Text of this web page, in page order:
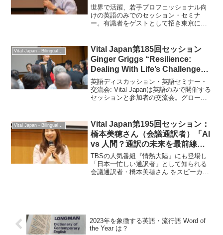
2024」”US Politics and
Presidential Election 2024
Updates”：2024年8月24日
世界で活躍、若手プロフェッショナル向
けの英語のみでのセッション・セミナ
ー。有識者をゲストとして招き東京にて
Vital Japan第185回セッション
Ginger Griggs “Resilience:
Dealing With Life’s Challenges”
: 2024年4月20日
英語ディスカッション・英語セミナー・
交流会: Vital Japanは英語のみで開催する
セッションと参加者の交流会。グローバ
Vital Japan第195回セッション：
橋本美穂さん（会議通訳者）「AI
vs 人間？通訳の未来を最前線か
ら語る」2026年2月11日
TBSの人気番組『情熱大陸』にも登場し
「日本一忙しい通訳者」として知られる
会議通訳者・橋本美穂さん をスピーカー
2023年を象徴する英語・流行語 Word of
the Year は？